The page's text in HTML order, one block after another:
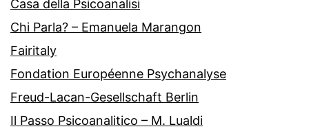
Casa della Psicoanalisi
Chi Parla? – Emanuela Marangon
Fairitaly
Fondation Européenne Psychanalyse
Freud-Lacan-Gesellschaft Berlin
Il Passo Psicoanalitico – M. Lualdi